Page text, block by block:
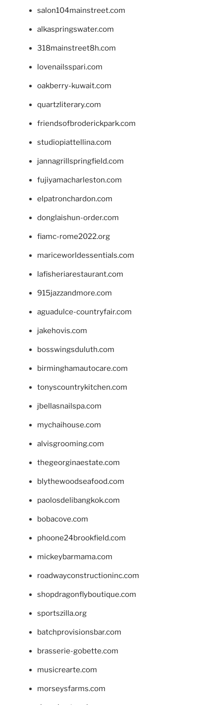
salon104mainstreet.com
alkaspringswater.com
318mainstreet8h.com
lovenailsspari.com
oakberry-kuwait.com
quartzliterary.com
friendsofbroderickpark.com
studiopiattellina.com
jannagrillspringfield.com
fujiyamacharleston.com
elpatronchardon.com
donglaishun-order.com
fiamc-rome2022.org
mariceworldessentials.com
lafisheriarestaurant.com
915jazzandmore.com
aguadulce-countryfair.com
jakehovis.com
bosswingsduluth.com
birminghamautocare.com
tonyscountrykitchen.com
jbellasnailspa.com
mychaihouse.com
alvisgrooming.com
thegeorginaestate.com
blythewoodseafood.com
paolosdelibangkok.com
bobacove.com
phoone24brookfield.com
mickeybarmama.com
roadwayconstructioninc.com
shopdragonflyboutique.com
sportszilla.org
batchprovisionsbar.com
brasserie-gobette.com
musicrearte.com
morseysfarms.com